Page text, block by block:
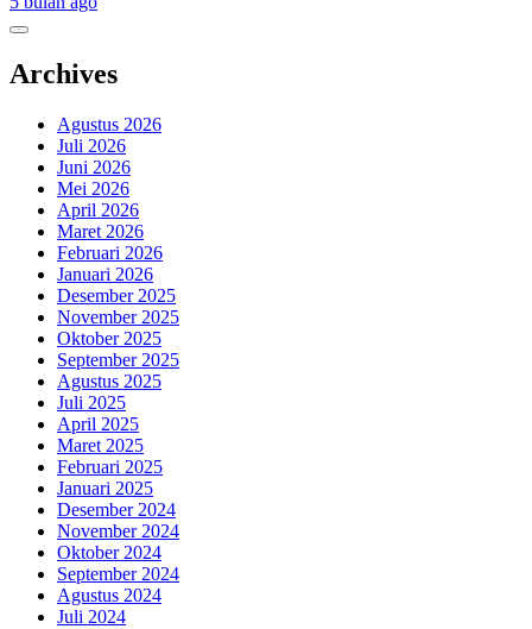
Archives
Agustus 2026
Juli 2026
Juni 2026
Mei 2026
April 2026
Maret 2026
Februari 2026
Januari 2026
Desember 2025
November 2025
Oktober 2025
September 2025
Agustus 2025
Juli 2025
April 2025
Maret 2025
Februari 2025
Januari 2025
Desember 2024
November 2024
Oktober 2024
September 2024
Agustus 2024
Juli 2024